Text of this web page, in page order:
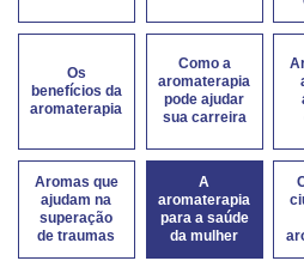
Os
benefícios da
aromaterapia
Como a
aromaterapia
pode ajudar
sua carreira
Aromas que
ajudam na
superação
de traumas
A
aromaterapia
para a saúde
da mulher